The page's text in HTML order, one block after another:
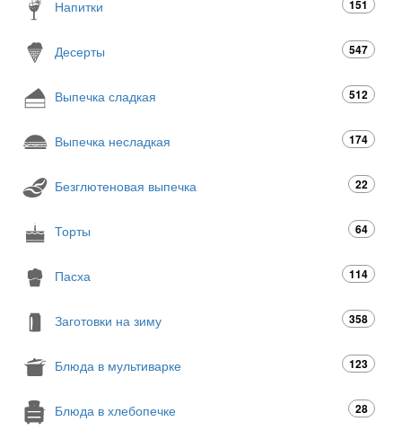
Напитки 151
Десерты 547
Выпечка сладкая 512
Выпечка несладкая 174
Безглютеновая выпечка 22
Торты 64
Пасха 114
Заготовки на зиму 358
Блюда в мультиварке 123
Блюда в хлебопечке 28